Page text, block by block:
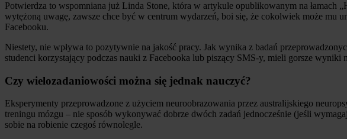
Potwierdza to wspomniana już Linda Stone, która w artykule opublikowanym na łamach
wytężoną uwagę, zawsze chce być w centrum wydarzeń, boi się, że cokolwiek może mu
Facebooku.
Niestety, nie wpływa to pozytywnie na jakość pracy. Jak wynika z badań
studenci korzystający podczas nauki z Facebooka lub piszący SMS-y, mieli gorsze
Czy wielozadaniowości można się jednak nauczyć?
Eksperymenty przeprowadzone z użyciem neuroobrazowania przez australijskiego
treningu mózgu – nie sposób wykonywać dobrze dwóch zadań jednocześnie (jeśli
sobie na robienie czegoś równolegle.